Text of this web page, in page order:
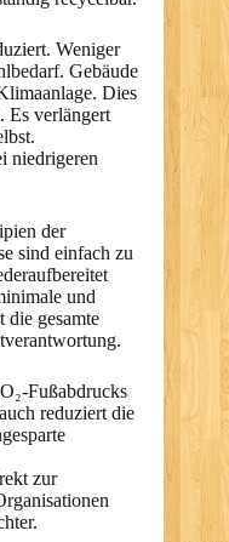
Weniger
Gebäude
Dies
Es verlängert
niedrigeren
der
sind einfach zu
und
die gesamte
Fußabdrucks
reduziert die
zur